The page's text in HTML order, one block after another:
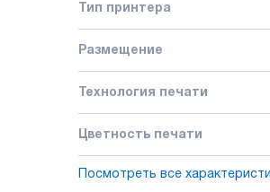
Тип принтера
Размещение
Технология печати
Цветность печати
Посмотреть все